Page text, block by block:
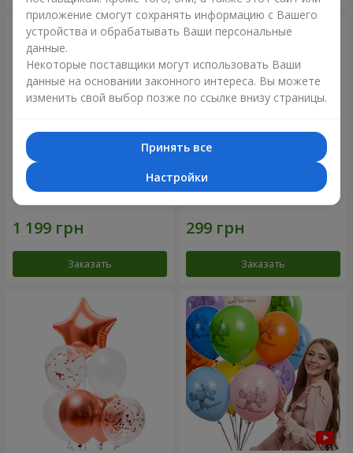
Фонтан шаров "Aloha"
Заказать
Коллекция шариков
3 шарика
Заказать
приложение смогут сохранять информацию с Вашего
устройства и обрабатывать Ваши персональные
данные.
Некоторые поставщики могут использовать Ваши
данные на основании законного интереса. Вы можете
изменить свой выбор позже по ссылке внизу страницы.
Принять все
Настройки